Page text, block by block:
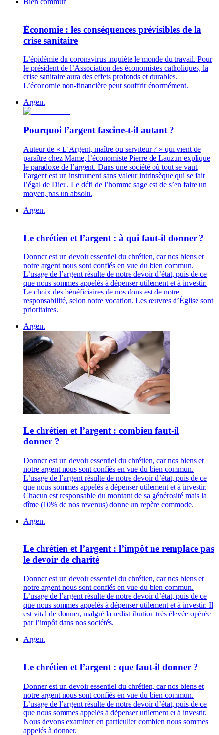
Bien commun
Économie : les conséquences prévisibles de la
crise sanitaire
L’épidémie du coronavirus inquiète le monde du travail. Pour
le président de l’Association des économistes catholiques, la
crise sanitaire aura des effets profonds et durables.
L’économie non-financière peut souffrir énormément.
Argent
Pourquoi l’argent fascine-t-il autant ?
Auteur de « L’Argent, maître ou serviteur ? » qui vient de
paraître chez Mame, l’économiste Pierre de Lauzun explique
le paradoxe de l’argent. Dans une société où tout se vaut,
l’argent est un instrument sans valeur intrinsèque qui se fait
l’égal de Dieu. Le défi de l’homme sage est de s’en faire un
moyen, pas un absolu.
Argent
Le chrétien et l’argent : à qui faut-il donner ?
Donner est un devoir essentiel du chrétien, car nos biens et
notre argent nous sont confiés en vue du bien commun.
L’usage de l’argent résulte de notre devoir d’état, puis de ce
que nous sommes appelés à dépenser utilement et à investir.
Le choix des bénéficiaires de nos dons est de notre
responsabilité, selon notre vocation. Les œuvres d’Église sont
prioritaires.
Argent
Le chrétien et l’argent : combien faut-il
donner ?
Donner est un devoir essentiel du chrétien, car nos biens et
notre argent nous sont confiés en vue du bien commun.
L’usage de l’argent résulte de notre devoir d’état, puis de ce
que nous sommes appelés à dépenser utilement et à investir.
Chacun est responsable du montant de sa générosité mais la
dîme (10% de nos revenus) donne un repère commode.
Argent
Le chrétien et l’argent : l’impôt ne remplace pas
le devoir de charité
Donner est un devoir essentiel du chrétien, car nos biens et
notre argent nous sont confiés en vue du bien commun.
L’usage de l’argent résulte de notre devoir d’état, puis de ce
que nous sommes appelés à dépenser utilement et à investir. Il
est vital de donner, malgré la redistribution très élevée opérée
par l’impôt dans nos sociétés.
Argent
Le chrétien et l’argent : que faut-il donner ?
Donner est un devoir essentiel du chrétien, car nos biens et
notre argent nous sont confiés en vue du bien commun.
L’usage de l’argent résulte de notre devoir d’état, puis de ce
que nous sommes appelés à dépenser utilement et à investir.
Nous devons examiner en particulier combien nous sommes
appelés à donner.